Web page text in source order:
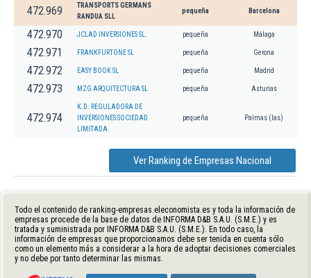
472.969
TRANSPORTS GERMANS
RANDUA SLL
pequeña Barcelona
472.970 JCLAD INVERSIONES SL. pequeña Málaga
472.971 FRANKFURTONE SL pequeña Gerona
472.972 EASY BOOK SL pequeña Madrid
472.973 MZG ARQUITECTURA SL pequeña Asturias
472.974
K.D. REGULADORA DE
INVERSIONES SOCIEDAD
LIMITADA.
pequeña Palmas (las)
Ver Ranking de Empresas Nacional
Todo el contenido de ranking-empresas.eleconomista.es y toda la información de
empresas procede de la base de datos de INFORMA D&B S.A.U. (S.M.E.) y es
tratada y suministrada por INFORMA D&B S.A.U. (S.M.E.). En todo caso, la
información de empresas que proporcionamos debe ser tenida en cuenta sólo
como un elemento más a considerar a la hora de adoptar decisiones comerciales
y no debe por tanto determinar las mismas.